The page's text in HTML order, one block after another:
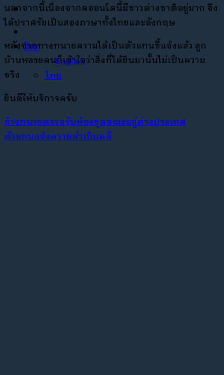
ไทย
English
ไทย
นอกจากนี้เนื่องจากคออนโดนี้มีชาวต่างชาติอยู่มาก จึง
ได้ปราศรัยเป็นสองภาษาทั้งไทยและอังกฤษ
หลังจากทางทนายความได้เป็นตัวแทนชี้แจ้งแล้ว ลูก
บ้านหลายคนก็เข้าใจว่าสิ่งที่ได้ยินมานั้นไม่เป็นความ
จริง
ยินดีให้บริการครับ
จ้างทนายตรวจรับห้องชุดขณะอยู่ต่างประเทศ
ตัวแทนแจ้งความดำเนินคดี